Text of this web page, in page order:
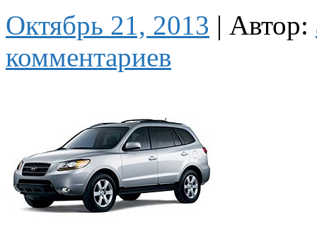
Октябрь 21, 2013 | Автор:
комментариев